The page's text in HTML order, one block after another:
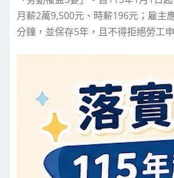
月薪2萬9,500元、時薪196元；雇主
分鐘，並保存5年，且不得拒絕勞工